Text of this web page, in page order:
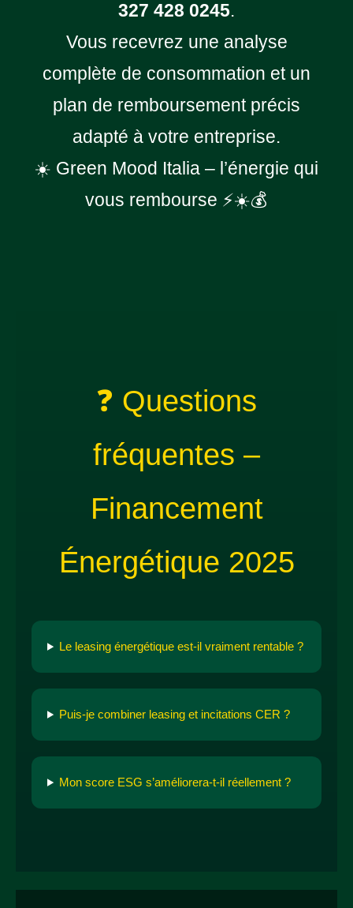
327 428 0245.
Vous recevrez une analyse
complète de consommation et un
plan de remboursement précis
adapté à votre entreprise.
☀️ Green Mood Italia – l’énergie qui
vous rembourse ⚡☀️💰
❓ Questions
fréquentes –
Financement
Énergétique 2025
Le leasing énergétique est-il vraiment rentable ?
Puis-je combiner leasing et incitations CER ?
Mon score ESG s’améliorera-t-il réellement ?